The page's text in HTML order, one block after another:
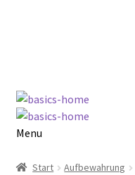
Zur
Navigation
springen
Zum
Inhalt
springen
Menu
Alle Produkte
Start Aufbewahrung